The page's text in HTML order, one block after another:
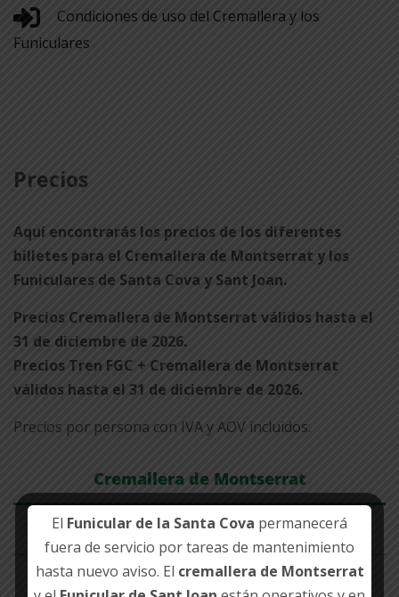
Condiciones de uso del Cremallera y los
Funiculares
Precios
Aquí encontrarás los precios de los diferentes
billetes para el Cremallera de Montserrat y los
Funiculares de Santa Cova y Sant Joan.
Precios Cremallera de Montserrat válidos hasta el
31 de diciembre de 2026.
Precios Tren FGC + Cremallera de Montserrat
válidos hasta el 31 de diciembre de 2026.
Precios por persona con IVA y AOV incluidos.
Cremallera de Montserrat
Tren FGC + Cremallera
El Funicular de la Santa Cova permanecerá
fuera de servicio por tareas de mantenimiento
hasta nuevo aviso. El cremallera de Montserrat